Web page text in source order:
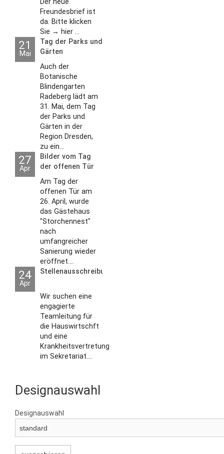
Der neue
Freundesbrief ist
da. Bitte klicken
Sie → hier ...
21
Mai
Tag der Parks und
Gärten
Auch der
Botanische
Blindengarten
Radeberg lädt am
31. Mai, dem Tag
der Parks und
Gärten in der
Region Dresden,
zu ein...
27
Apr
Bilder vom Tag
der offenen Tür
2026
Am Tag der
offenen Tür am
26. April, wurde
das Gästehaus
"Storchennest"
nach
umfangreicher
Sanierung wieder
eröffnet....
24
Apr
Stellenausschreibungen
Wir suchen eine
engagierte
Teamleitung für
die Hauswirtschft
und eine
Krankheitsvertretung
im Sekretariat....
Designauswahl
Designauswahl